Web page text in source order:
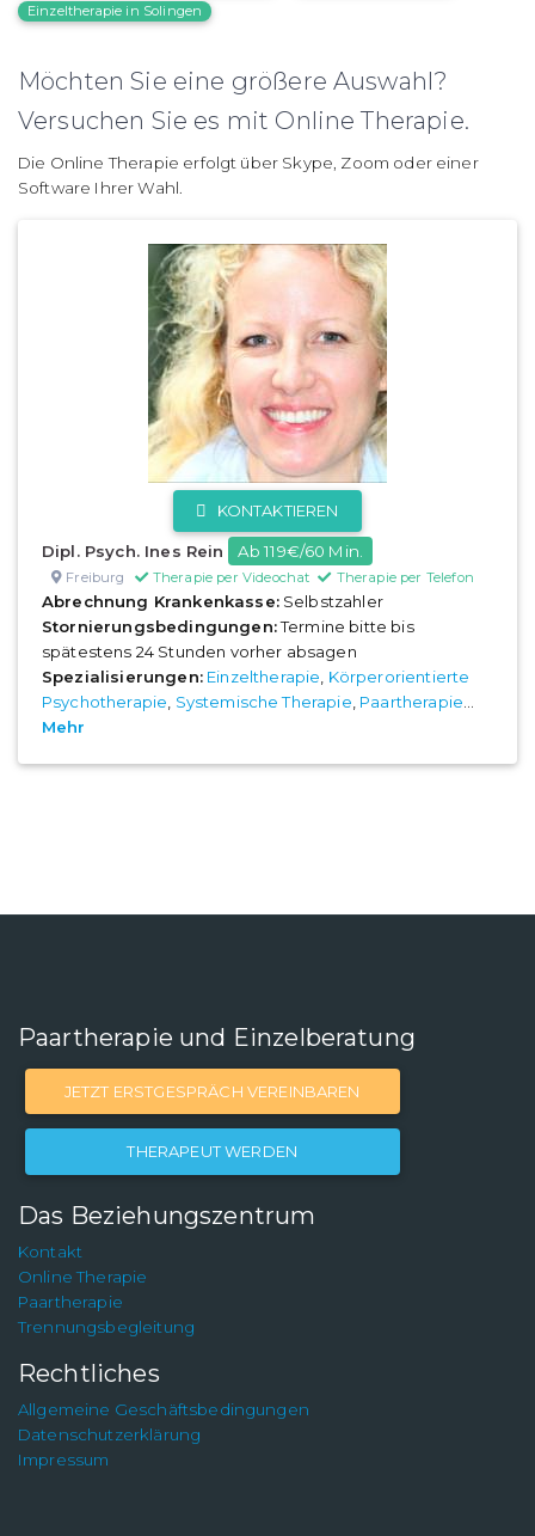
Einzeltherapie in Solingen
Möchten Sie eine größere Auswahl?
Versuchen Sie es mit Online Therapie.
Die Online Therapie erfolgt über Skype, Zoom oder einer
Software Ihrer Wahl.
KONTAKTIEREN
Dipl. Psych. Ines Rein Ab 119€/60 Min.
Freiburg Therapie per Videochat Therapie per Telefon
Abrechnung Krankenkasse:Selbstzahler
Stornierungsbedingungen:Termine bitte bis
spätestens 24 Stunden vorher absagen
Spezialisierungen: Einzeltherapie Körperorientierte
Psychotherapie Systemische Therapie Paartherapie
Mehr
Paartherapie und Einzelberatung
JETZT ERSTGESPRÄCH VEREINBAREN
THERAPEUT WERDEN
Das Beziehungszentrum
Kontakt
Online Therapie
Paartherapie
Trennungsbegleitung
Rechtliches
Allgemeine Geschäftsbedingungen
Datenschutzerklärung
Impressum